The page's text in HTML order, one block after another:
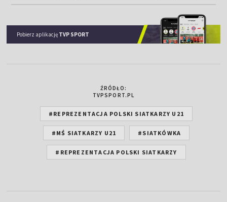
Pobierz aplikację TVP SPORT
ŹRÓDŁO:
TVPSPORT.PL
#REPREZENTACJA POLSKI SIATKARZY U21
#MŚ SIATKARZY U21 #SIATKÓWKA
#REPREZENTACJA POLSKI SIATKARZY